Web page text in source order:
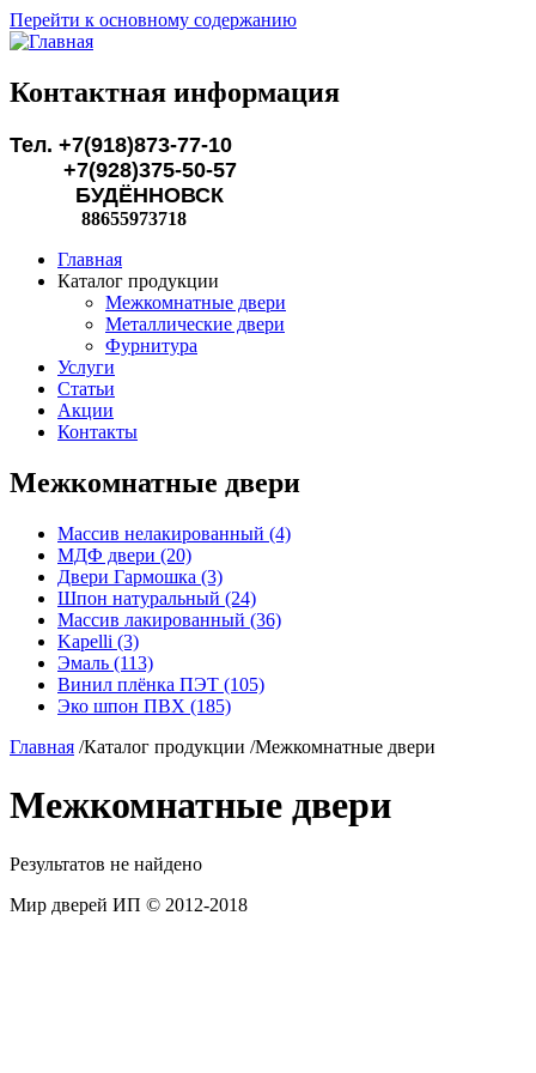
Перейти к основному содержанию
Контактная информация
Тел. +7(918)873-77-10
+7(928)375-50-57
БУДЁННОВСК
88655973718
Главная
Каталог продукции
Межкомнатные двери
Металлические двери
Фурнитура
Услуги
Статьи
Акции
Контакты
Межкомнатные двери
Массив нелакированный (4)
МДФ двери (20)
Двери Гармошка (3)
Шпон натуральный (24)
Массив лакированный (36)
Kapelli (3)
Эмаль (113)
Винил плёнка ПЭТ (105)
Эко шпон ПВХ (185)
Главная /Каталог продукции /Межкомнатные двери
Межкомнатные двери
Результатов не найдено
Мир дверей ИП © 2012-2018